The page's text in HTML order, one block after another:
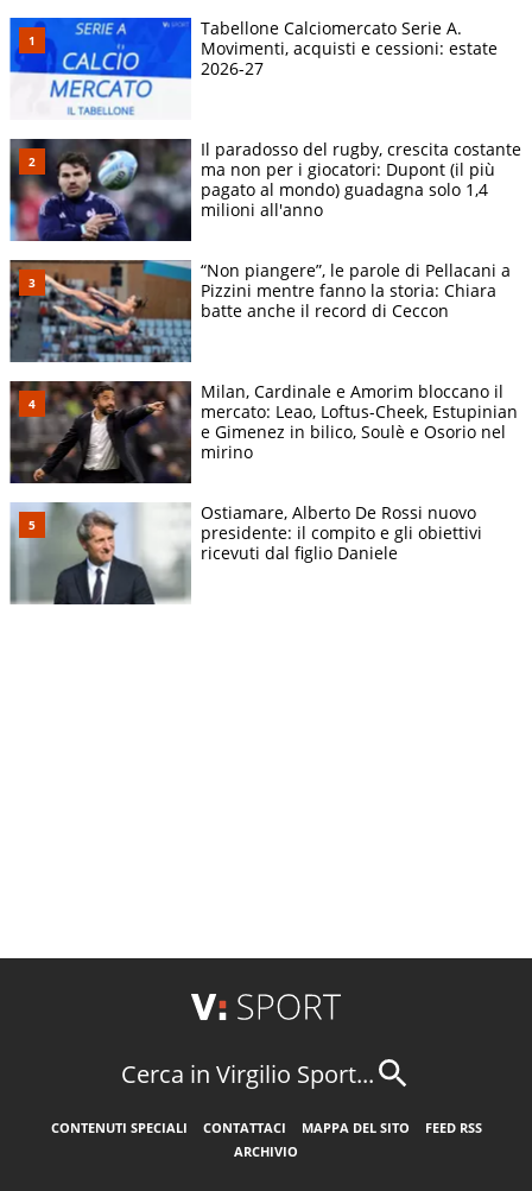
Tabellone Calciomercato Serie A.
Movimenti, acquisti e cessioni: estate
2026-27
Il paradosso del rugby, crescita costante
ma non per i giocatori: Dupont (il più
pagato al mondo) guadagna solo 1,4
milioni all'anno
“Non piangere”, le parole di Pellacani a
Pizzini mentre fanno la storia: Chiara
batte anche il record di Ceccon
Milan, Cardinale e Amorim bloccano il
mercato: Leao, Loftus-Cheek, Estupinian
e Gimenez in bilico, Soulè e Osorio nel
mirino
Ostiamare, Alberto De Rossi nuovo
presidente: il compito e gli obiettivi
ricevuti dal figlio Daniele
Cerca in Virgilio Sport...
CONTENUTI SPECIALI CONTATTACI MAPPA DEL SITO
FEED RSS
ARCHIVIO